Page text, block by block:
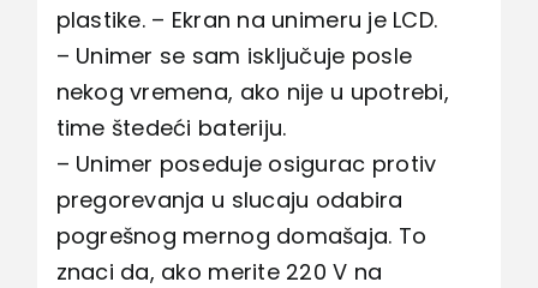
plastike. – Ekran na unimeru je LCD.
– Unimer se sam isključuje posle
nekog vremena, ako nije u upotrebi,
time štedeći bateriju.
– Unimer poseduje osigurac protiv
pregorevanja u slucaju odabira
pogrešnog mernog domašaja. To
znaci da, ako merite 220 V na